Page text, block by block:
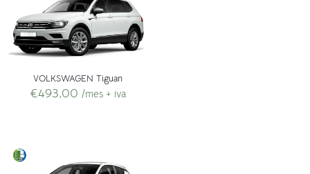
VOLKSWAGEN Tiguan
€493,00 /mes + iva